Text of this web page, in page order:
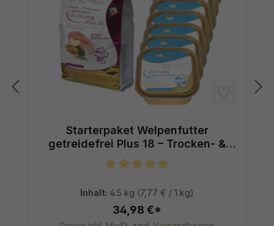
Starterpaket Welpenfutter
getreidefrei Plus 18 – Trocken- &
Nassfutter für Welpen ab 6. Woche
Inhalt: 4.5 kg (7,77 € / 1 kg)
34,98 €*